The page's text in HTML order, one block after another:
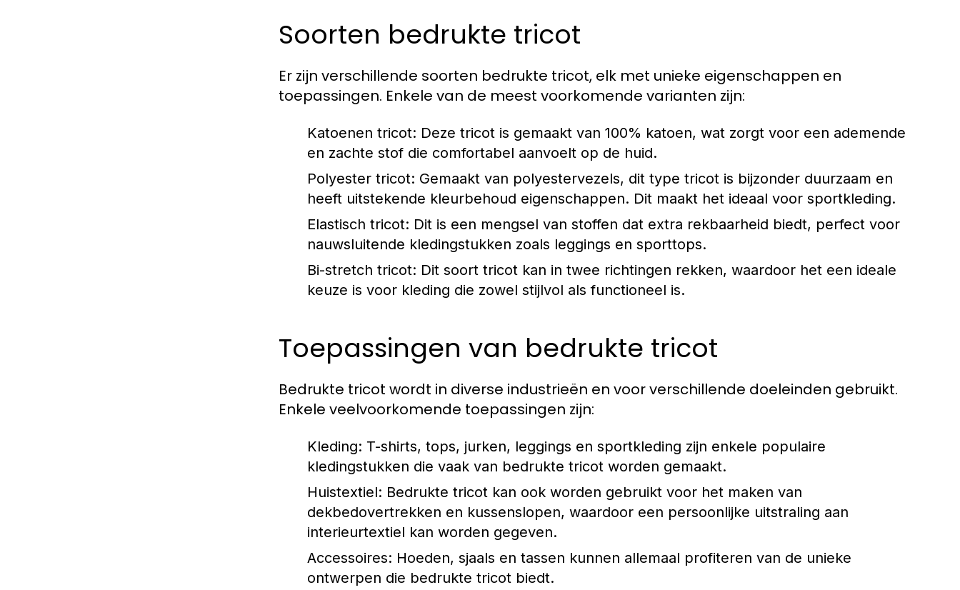
Soorten bedrukte tricot
Er zijn verschillende soorten bedrukte tricot, elk met unieke eigenschappen en
toepassingen. Enkele van de meest voorkomende varianten zijn:
Katoenen tricot: Deze tricot is gemaakt van 100% katoen, wat zorgt voor een ademende
en zachte stof die comfortabel aanvoelt op de huid.
Polyester tricot: Gemaakt van polyestervezels, dit type tricot is bijzonder duurzaam en
heeft uitstekende kleurbehoud eigenschappen. Dit maakt het ideaal voor sportkleding.
Elastisch tricot: Dit is een mengsel van stoffen dat extra rekbaarheid biedt, perfect voor
nauwsluitende kledingstukken zoals leggings en sporttops.
Bi-stretch tricot: Dit soort tricot kan in twee richtingen rekken, waardoor het een ideale
keuze is voor kleding die zowel stijlvol als functioneel is.
Toepassingen van bedrukte tricot
Bedrukte tricot wordt in diverse industrieën en voor verschillende doeleinden gebruikt.
Enkele veelvoorkomende toepassingen zijn:
Kleding: T-shirts, tops, jurken, leggings en sportkleding zijn enkele populaire
kledingstukken die vaak van bedrukte tricot worden gemaakt.
Huistextiel: Bedrukte tricot kan ook worden gebruikt voor het maken van
dekbedovertrekken en kussenslopen, waardoor een persoonlijke uitstraling aan
interieurtextiel kan worden gegeven.
Accessoires: Hoeden, sjaals en tassen kunnen allemaal profiteren van de unieke
ontwerpen die bedrukte tricot biedt.